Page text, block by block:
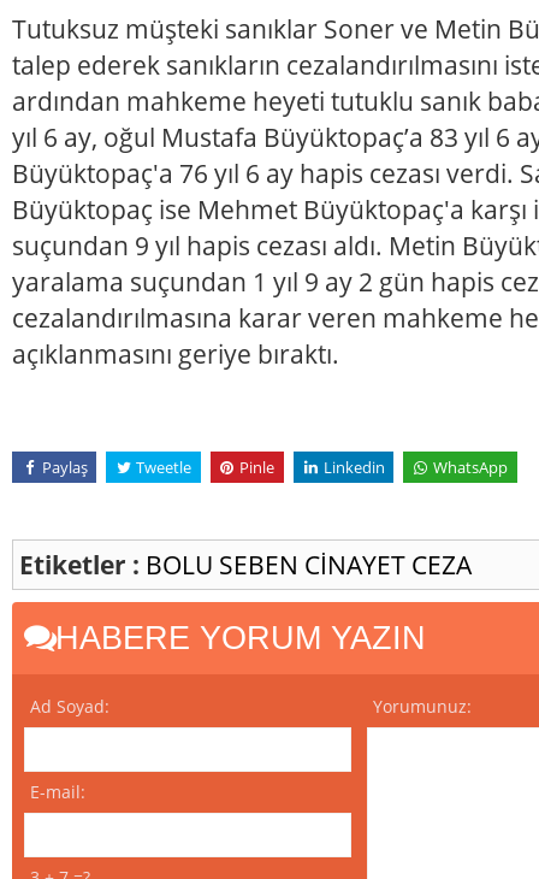
Tutuksuz müşteki sanıklar Soner ve Metin
talep ederek sanıkların cezalandırılmasını
ardından mahkeme heyeti tutuklu sanık
yıl 6 ay, oğul Mustafa Büyüktopaç’a 83 yıl 6
Büyüktopaç'a 76 yıl 6 ay hapis cezası verdi.
Büyüktopaç ise Mehmet Büyüktopaç'a
suçundan 9 yıl hapis cezası aldı. Metin
yaralama suçundan 1 yıl 9 ay 2 gün hapis
cezalandırılmasına karar veren mahkeme
açıklanmasını geriye bıraktı.
Paylaş Tweetle Pinle Linkedin WhatsApp
Etiketler : BOLU SEBEN CİNAYET CEZA
HABERE YORUM YAZIN
Ad Soyad:
E-mail:
Yorumunuz: